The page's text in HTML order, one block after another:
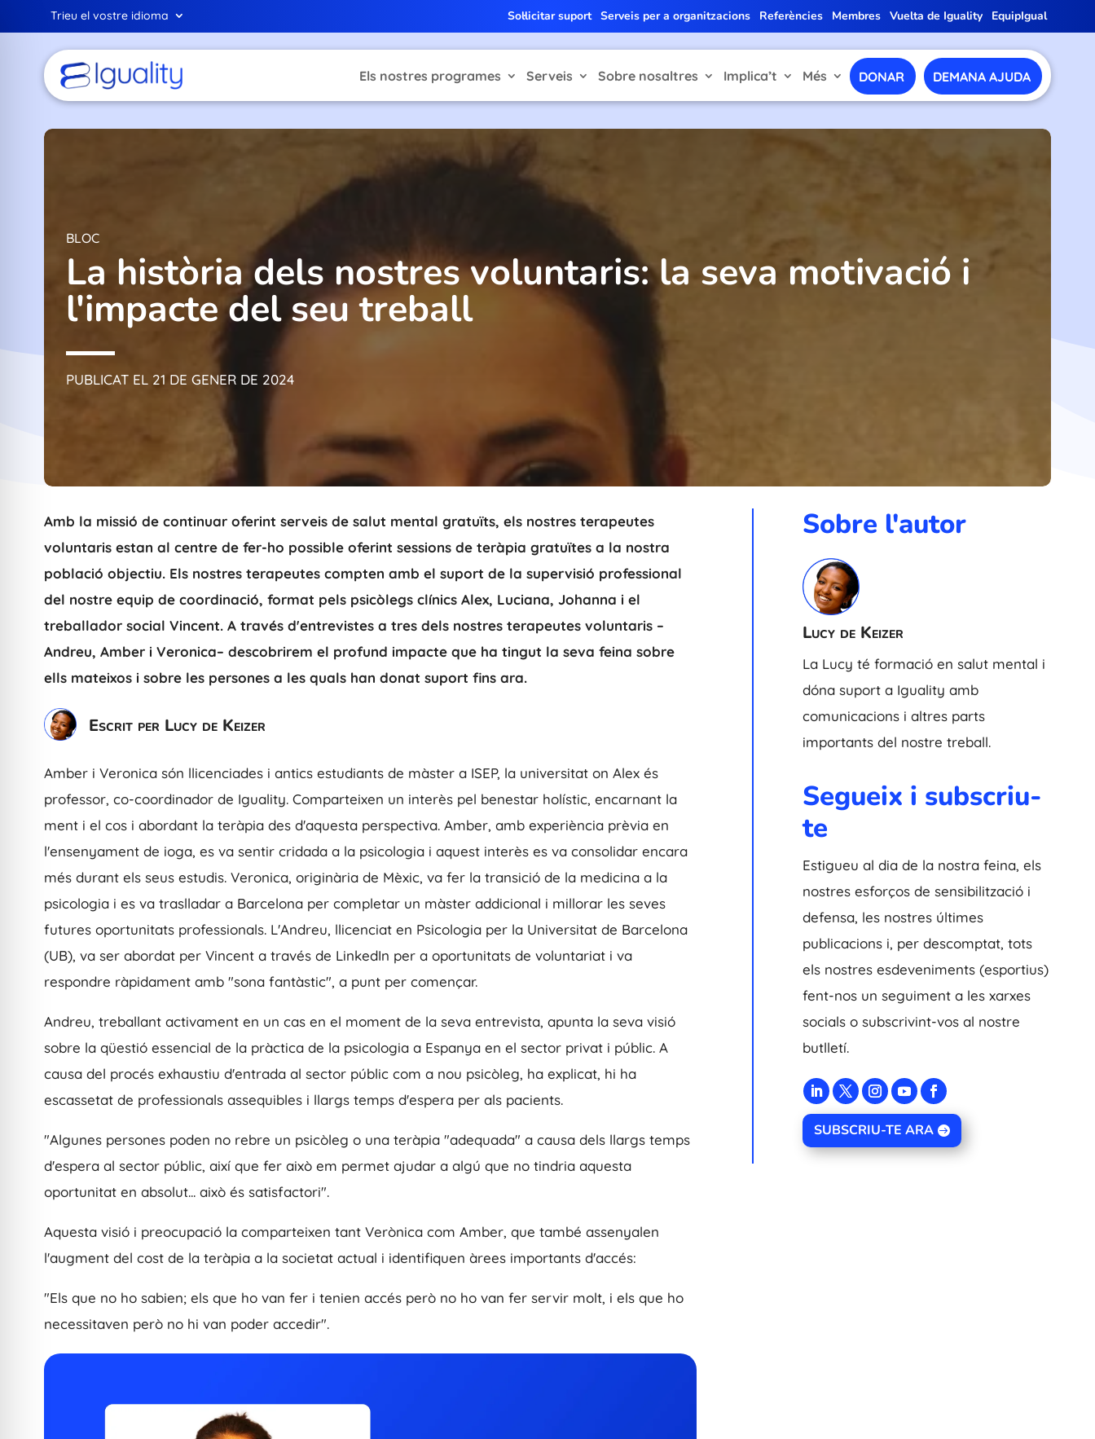
Trieu el vostre idioma Sol·licitar suport Serveis per a organitzacions Referències Membres Vuelta de Iguality EquipIgual
Els nostres programes Serveis Sobre nosaltres Implica’t Més DONAR DEMANA AJUDA
BLOC
La història dels nostres voluntaris: la seva motivació i
l'impacte del seu treball
PUBLICAT EL 21 DE GENER DE 2024
Amb la missió de continuar oferint serveis de salut mental gratuïts, els nostres terapeutes
voluntaris estan al centre de fer-ho possible oferint sessions de teràpia gratuïtes a la nostra
població objectiu. Els nostres terapeutes compten amb el suport de la supervisió professional
del nostre equip de coordinació, format pels psicòlegs clínics Alex, Luciana, Johanna i el
treballador social Vincent. A través d'entrevistes a tres dels nostres terapeutes voluntaris –
Andreu, Amber i Veronica– descobrirem el profund impacte que ha tingut la seva feina sobre
ells mateixos i sobre les persones a les quals han donat suport fins ara.
Escrit per Lucy de Keizer
Amber i Veronica són llicenciades i antics estudiants de màster a ISEP, la universitat on Alex és
professor, co-coordinador de Iguality. Comparteixen un interès pel benestar holístic, encarnant la
ment i el cos i abordant la teràpia des d'aquesta perspectiva. Amber, amb experiència prèvia en
l'ensenyament de ioga, es va sentir cridada a la psicologia i aquest interès es va consolidar encara
més durant els seus estudis. Veronica, originària de Mèxic, va fer la transició de la medicina a la
psicologia i es va traslladar a Barcelona per completar un màster addicional i millorar les seves
futures oportunitats professionals. L'Andreu, llicenciat en Psicologia per la Universitat de Barcelona
(UB), va ser abordat per Vincent a través de LinkedIn per a oportunitats de voluntariat i va
respondre ràpidament amb "sona fantàstic", a punt per començar.
Andreu, treballant activament en un cas en el moment de la seva entrevista, apunta la seva visió
sobre la qüestió essencial de la pràctica de la psicologia a Espanya en el sector privat i públic. A
causa del procés exhaustiu d'entrada al sector públic com a nou psicòleg, ha explicat, hi ha
escassetat de professionals assequibles i llargs temps d'espera per als pacients.
"Algunes persones poden no rebre un psicòleg o una teràpia "adequada" a causa dels llargs temps
d'espera al sector públic, així que fer això em permet ajudar a algú que no tindria aquesta
oportunitat en absolut... això és satisfactori".
Aquesta visió i preocupació la comparteixen tant Verònica com Amber, que també assenyalen
l'augment del cost de la teràpia a la societat actual i identifiquen àrees importants d'accés:
"Els que no ho sabien; els que ho van fer i tenien accés però no ho van fer servir molt, i els que ho
necessitaven però no hi van poder accedir".
Sobre l'autor
Lucy de Keizer
La Lucy té formació en salut mental i
dóna suport a Iguality amb
comunicacions i altres parts
importants del nostre treball.
Segueix i subscriu-
te
Estigueu al dia de la nostra feina, els
nostres esforços de sensibilització i
defensa, les nostres últimes
publicacions i, per descomptat, tots
els nostres esdeveniments (esportius)
fent-nos un seguiment a les xarxes
socials o subscrivint-vos al nostre
butlletí.
SUBSCRIU-TE ARA